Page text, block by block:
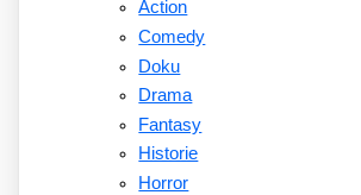
Action
Comedy
Doku
Drama
Fantasy
Historie
Horror